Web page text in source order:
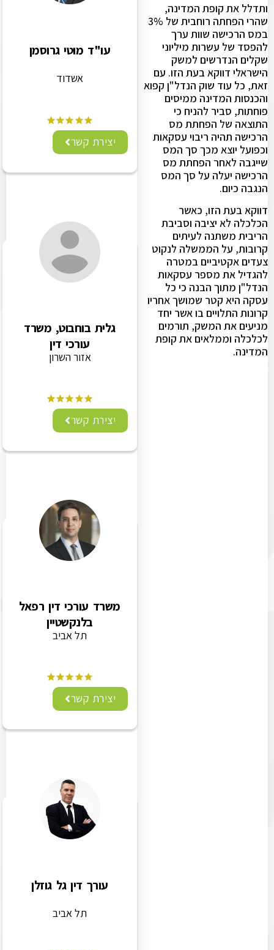
ותדלל את קופת המדינה,
שהרי הפחתה רוחבית של 3%
במס הרכישה שוות ערך
להפסד של עשרות מיליוני
שקלים הנדרשים למשק
הישראלי דווקא בעת הזו. עם
זאת, כל עוד שוק הנדל"ן קפוא
והכנסות המדינה ממיסים
פוחתות, סביר להניח כי
התוצאה של הפחתת מס
הרכישה תהיה ריבוי עסקאות
וכפועל יוצא מכך סך המס
שייגבה לאחר הפחתת מס
הרכישה יעלה על סך המס
הנגבה כיום.
דווקא בעת הזו, כאשר
הכלכלה לא יציבה וסביבת
הריבית משתנה לעיתים
קרובות, על הממשלה לנקוט
צעדים אקטיביים במטרה
להגדיל את מספר עסקאות
הנדל"ן מתוך הבנה כי כל
עסקה היא קטר שמושך אחריו
קרונות התלויים בו אשר יחד
מניעים את המשק, תורמים
לכלכלה וממלאים את קופת
המדינה.
עו"ד מוטי גרוסמן
אשדוד
יצירת קשר
גלית בוחבוט, משרד
עורכי דין
אזור השרון
יצירת קשר
משרד עורכי דין רפאל
בלנקשטיין
תל אביב
יצירת קשר
עורך דין גל גוזלן
תל אביב